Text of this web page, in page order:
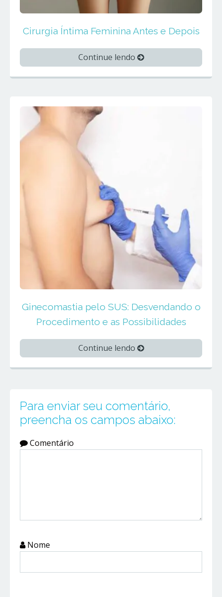
Cirurgia Íntima Feminina Antes e Depois
Continue lendo
Ginecomastia pelo SUS: Desvendando o
Procedimento e as Possibilidades
Continue lendo
Para enviar seu comentário,
preencha os campos abaixo:
Comentário
Nome